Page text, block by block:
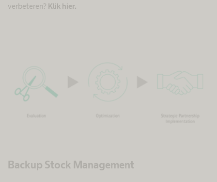
verbeteren? Klik hier.
Backup Stock Management